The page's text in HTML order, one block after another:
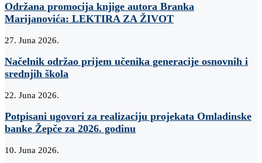
Održana promocija knjige autora Branka
Marijanovića: LEKTIRA ZA ŽIVOT
27. Juna 2026.
Načelnik održao prijem učenika generacije osnovnih i
srednjih škola
22. Juna 2026.
Potpisani ugovori za realizaciju projekata Omladinske
banke Žepče za 2026. godinu
10. Juna 2026.